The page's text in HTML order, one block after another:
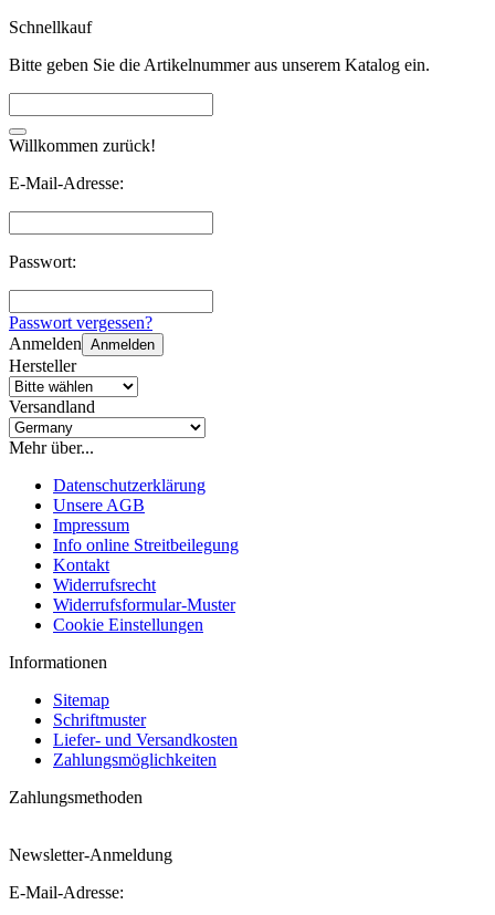
Schnellkauf
Bitte geben Sie die Artikelnummer aus unserem Katalog ein.
Willkommen zurück!
E-Mail-Adresse:
Passwort:
Passwort vergessen?
Anmelden Anmelden
Hersteller
Versandland
Mehr über...
Datenschutzerklärung
Unsere AGB
Impressum
Info online Streitbeilegung
Kontakt
Widerrufsrecht
Widerrufsformular-Muster
Cookie Einstellungen
Informationen
Sitemap
Schriftmuster
Liefer- und Versandkosten
Zahlungsmöglichkeiten
Zahlungsmethoden
Newsletter-Anmeldung
E-Mail-Adresse: